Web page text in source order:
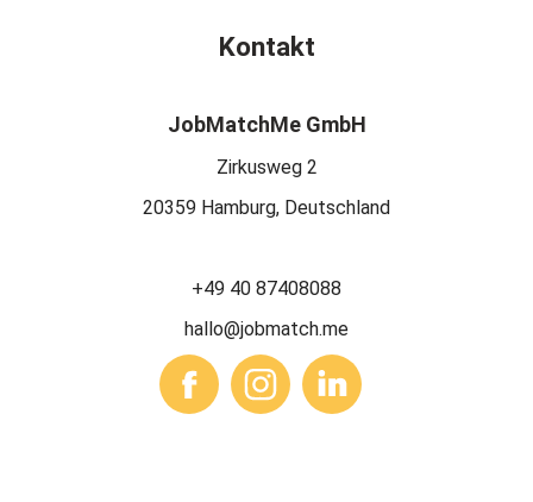
Kontakt
JobMatchMe GmbH
Zirkusweg 2
20359 Hamburg, Deutschland
+49 40 87408088
hallo@jobmatch.me